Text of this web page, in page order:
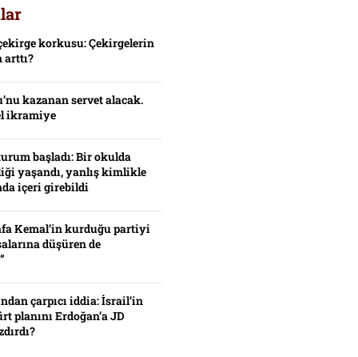
korkusu: Çekirgelerin
arttı?
kazanan servet alacak.
ikramiye
başladı: Bir okulda
yaşandı, yanlış kimlikle
içeri girebildi
Kemal’in kurduğu partiyi
düşüren de
çarpıcı iddia: İsrail’in
planını Erdoğan’a JD